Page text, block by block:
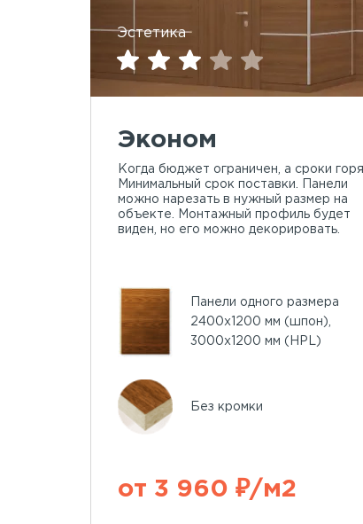
Эстетика
Эконом
Когда бюджет ограничен, а сроки
Минимальный срок поставки. Панели
можно нарезать в нужный размер на
объекте. Монтажный профиль будет
виден, но его можно декорировать.
Панели одного размера
2400х1200 мм (шпон),
3000х1200 мм (HPL)
Без кромки
от 3 960 ₽/м2